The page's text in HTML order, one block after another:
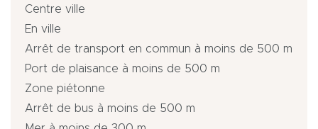
Centre ville
En ville
Arrêt de transport en commun à moins de 500 m
Port de plaisance à moins de 500 m
Zone piétonne
Arrêt de bus à moins de 500 m